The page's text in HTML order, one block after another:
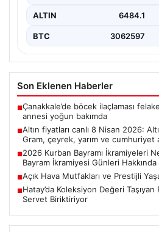
ALTIN 6484.1
BTC 3062597
Son Eklenen Haberler
■Çanakkale’de böcek ilaçlaması
annesi yoğun bakımda
■Altın fiyatları canlı 8 Nisan 2026:
Gram, çeyrek, yarım ve cumhuriyet
■2026 Kurban Bayramı İkramiyeleri
Bayram İkramiyesi Günleri
■Açık Hava Mutfakları ve Prestijli
■Hatay’da Koleksiyon Değeri
Servet Biriktiriyor